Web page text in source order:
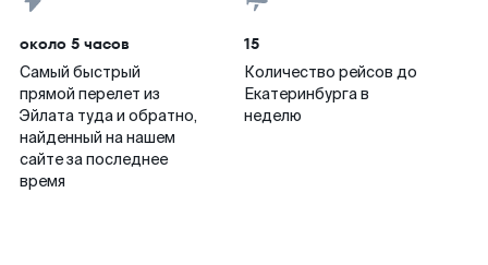
около 5 часов
Самый быстрый
прямой перелет из
Эйлата туда и обратно,
найденный на нашем
сайте за последнее
время
15
Количество рейсов до
Екатеринбурга в
неделю